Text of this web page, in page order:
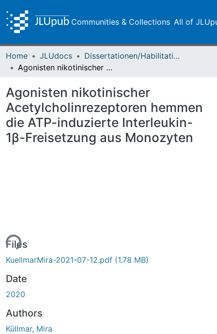
Communities & Collections All of
Home JLUdocs
Dissertationen/Habilitationen
Agonisten nikotinischer Acetylcholinrezeptoren hemmen die ATP-induzierte Interleukin-1β-Freisetzung aus Monozyten
Agonisten nikotinischer
Acetylcholinrezeptoren hemmen
die ATP-induzierte Interleukin-
1β-Freisetzung aus Monozyten
Files
KuellmarMira-2021-07-12.pdf (1.78 MB)
Date
2020
Authors
Küllmar, Mira